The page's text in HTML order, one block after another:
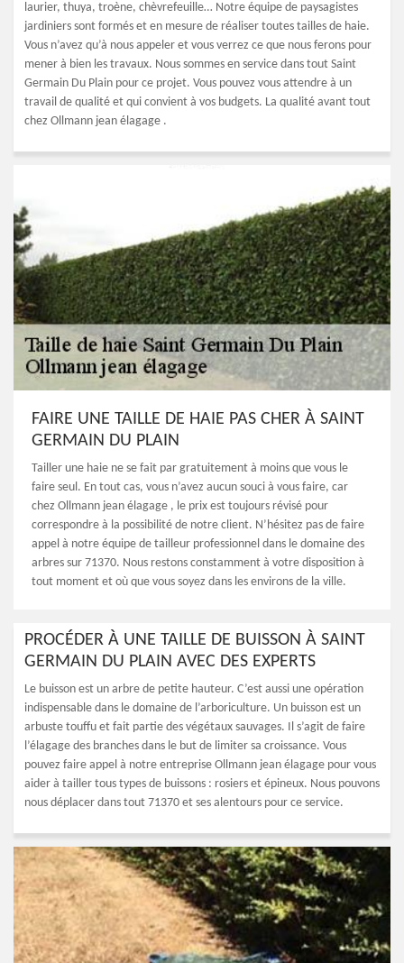
laurier, thuya, troène, chèvrefeuille… Notre équipe de paysagistes
jardiniers sont formés et en mesure de réaliser toutes tailles de haie.
Vous n’avez qu’à nous appeler et vous verrez ce que nous ferons pour
mener à bien les travaux. Nous sommes en service dans tout Saint
Germain Du Plain pour ce projet. Vous pouvez vous attendre à un
travail de qualité et qui convient à vos budgets. La qualité avant tout
chez Ollmann jean élagage .
FAIRE UNE TAILLE DE HAIE PAS CHER À SAINT
GERMAIN DU PLAIN
Tailler une haie ne se fait par gratuitement à moins que vous le
faire seul. En tout cas, vous n’avez aucun souci à vous faire, car
chez Ollmann jean élagage , le prix est toujours révisé pour
correspondre à la possibilité de notre client. N’hésitez pas de faire
appel à notre équipe de tailleur professionnel dans le domaine des
arbres sur 71370. Nous restons constamment à votre disposition à
tout moment et où que vous soyez dans les environs de la ville.
PROCÉDER À UNE TAILLE DE BUISSON À SAINT
GERMAIN DU PLAIN AVEC DES EXPERTS
Le buisson est un arbre de petite hauteur. C’est aussi une opération
indispensable dans le domaine de l’arboriculture. Un buisson est un
arbuste touffu et fait partie des végétaux sauvages. Il s’agit de faire
l’élagage des branches dans le but de limiter sa croissance. Vous
pouvez faire appel à notre entreprise Ollmann jean élagage pour vous
aider à tailler tous types de buissons : rosiers et épineux. Nous pouvons
nous déplacer dans tout 71370 et ses alentours pour ce service.